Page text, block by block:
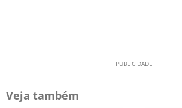
Veja também